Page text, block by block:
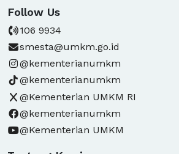
Follow Us
106 9934
smesta@umkm.go.id
@kementerianumkm
@kementerianumkm
@Kementerian UMKM RI
@kementerianumkm
@Kementerian UMKM